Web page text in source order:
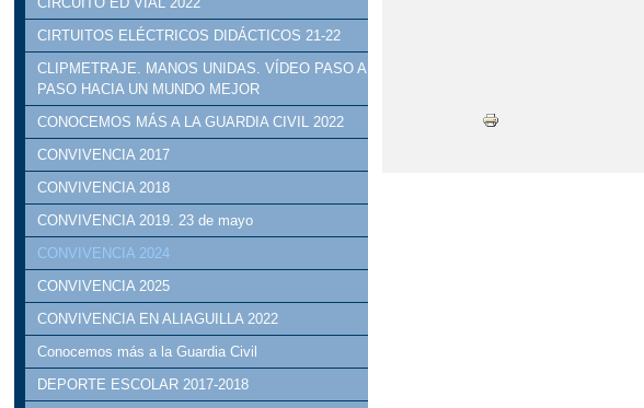
CIRTUITOS ELÉCTRICOS DIDÁCTICOS 21-22
CLIPMETRAJE. MANOS UNIDAS. VÍDEO PASO A
PASO HACIA UN MUNDO MEJOR
CONOCEMOS MÁS A LA GUARDIA CIVIL 2022
CONVIVENCIA 2017
CONVIVENCIA 2018
CONVIVENCIA 2019. 23 de mayo
CONVIVENCIA 2024
CONVIVENCIA 2025
CONVIVENCIA EN ALIAGUILLA 2022
Conocemos más a la Guardia Civil
DEPORTE ESCOLAR 2017-2018